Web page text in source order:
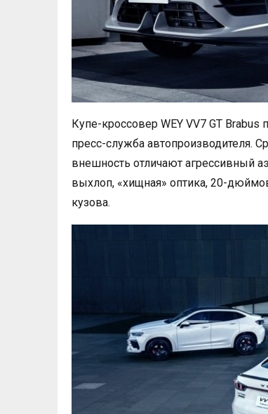
Купе-кроссовер WEY VV7 GT
пресс-служба автопроизводителя.
внешность отличают агрессивный
выхлоп, «хищная» оптика, 20-
кузова.